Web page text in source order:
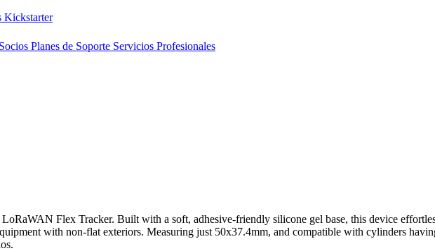
Kickstarter
Socios Planes de Soporte Servicios Profesionales
Flex Tracker. Built with a soft, adhesive-friendly silicone gel base, this device
with non-flat exteriors. Measuring just 50x37.4mm, and compatible with cylinders